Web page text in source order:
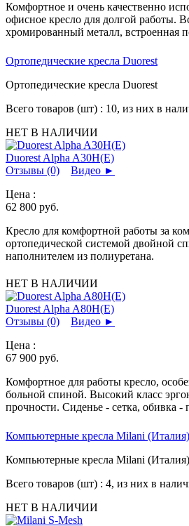
Комфортное и очень качественно
офисное кресло для долгой работы.
хромированный металл, встроенная
Ортопедические кресла Duorest
Ортопедические кресла Duorest
Всего товаров (шт) : 10, из них в
НЕТ В НАЛИЧИИ
Duorest Alpha A30H(E)
Отзывы (0)
Видео ►
Цена :
62 800 руб.
Кресло для комфортной работы за
ортопедической системой двойной
наполнителем из полиуретана.
НЕТ В НАЛИЧИИ
Duorest Alpha A80H(E)
Отзывы (0)
Видео ►
Цена :
67 900 руб.
Комфортное для работы кресло,
больной спиной. Высокий класс
прочности. Сиденье - сетка, обивка -
Компьютерные кресла Milani (Италия)
Компьютерные кресла Milani (Италия)
Всего товаров (шт) : 4, из них в
НЕТ В НАЛИЧИИ